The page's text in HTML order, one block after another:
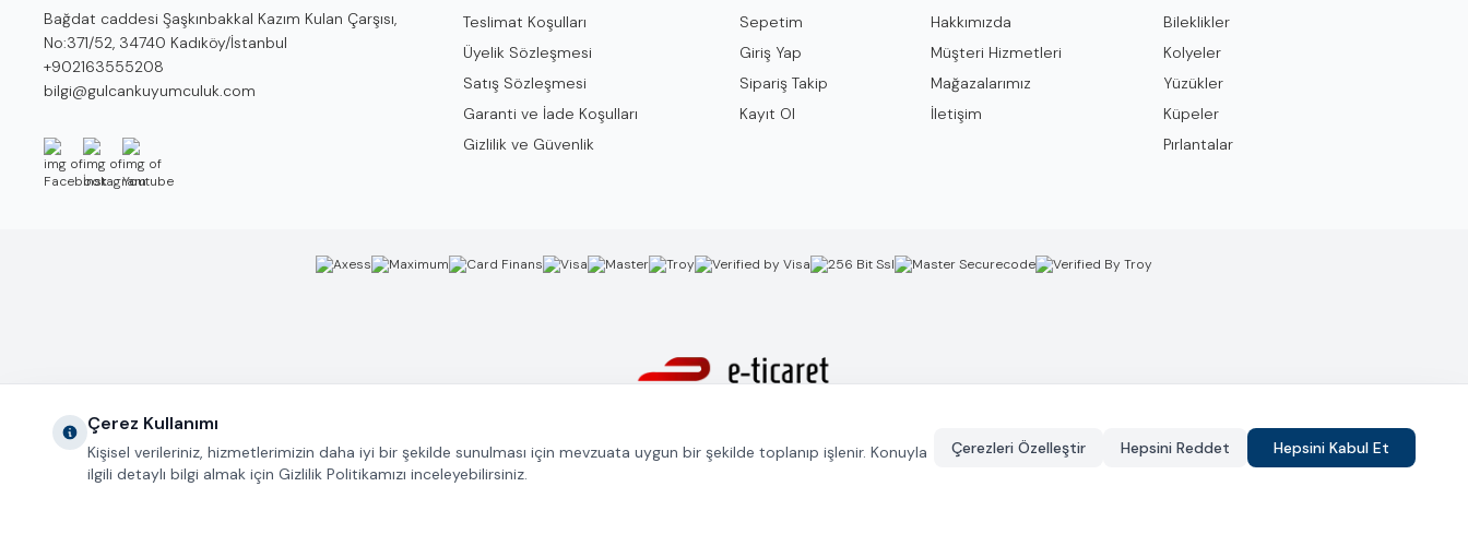
Adres
Bağdat caddesi Şaşkınbakkal Kazım Kulan Çarşısı,
No:371/52, 34740 Kadıköy/İstanbul
Telefon
+902163555208
E-Posta
bilgi@gulcankuyumculuk.com
FacebookİnstagramYoutube
Teslimat Koşulları
Üyelik Sözleşmesi
Satış Sözleşmesi
Garanti ve İade Koşulları
Gizlilik ve Güvenlik
Sepetim
Giriş Yap
Sipariş Takip
Kayıt Ol
Hakkımızda
Müşteri Hizmetleri
Mağazalarımız
İletişim
Bileklikler
Kolyeler
Yüzükler
Küpeler
Pırlantalar
Çerez Kullanımı
Kişisel verileriniz, hizmetlerimizin daha iyi bir şekilde sunulması için mevzuata uygun bir şekilde toplanıp işlenir. Konuyla
ilgili detaylı bilgi almak için Gizlilik Politikamızı inceleyebilirsiniz.
Çerezleri Özelleştir Hepsini Reddet Hepsini Kabul Et